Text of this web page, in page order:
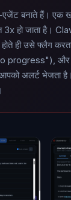
बनाते हैं। एक
3x हो जाता है।
होते ही उसे फ्लैग
progress"), और
आपको अलर्ट भेजता